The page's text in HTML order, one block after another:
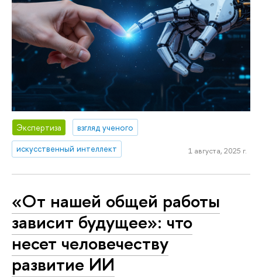
Экспертиза
взгляд ученого
искусственный интеллект
1 августа, 2025 г.
«От нашей общей работы
зависит будущее»: что
несет человечеству
развитие ИИ